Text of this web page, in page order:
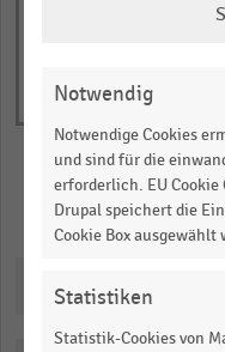
Quadratmetern/Filiale.
Range:
1.076840625.
data
Merken
Notwendig
Notwendige Cookies
und sind für die
erforderlich. EU Cookie
Drupal speichert die
Cookie Box ausgewählt
Statistiken
Statistik-Cookies von